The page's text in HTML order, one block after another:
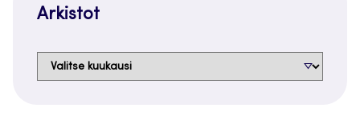
Arkistot
Arkistot